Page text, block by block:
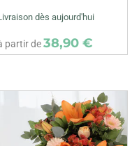
dès aujourd'hui
partir de38,90 €